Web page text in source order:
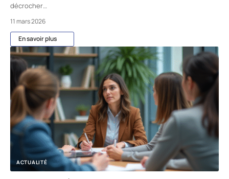
décrocher…
11 mars 2026
En savoir plus
ACTUALITÉ